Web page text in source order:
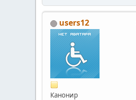
users12
Канонир